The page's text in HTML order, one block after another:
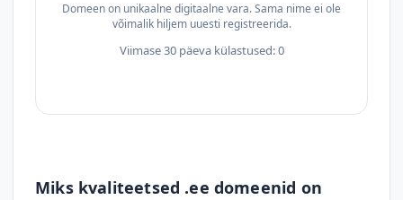
Domeen on unikaalne digitaalne vara. Sama nime ei ole
võimalik hiljem uuesti registreerida.
Viimase 30 päeva külastused: 0
Miks kvaliteetsed .ee domeenid on